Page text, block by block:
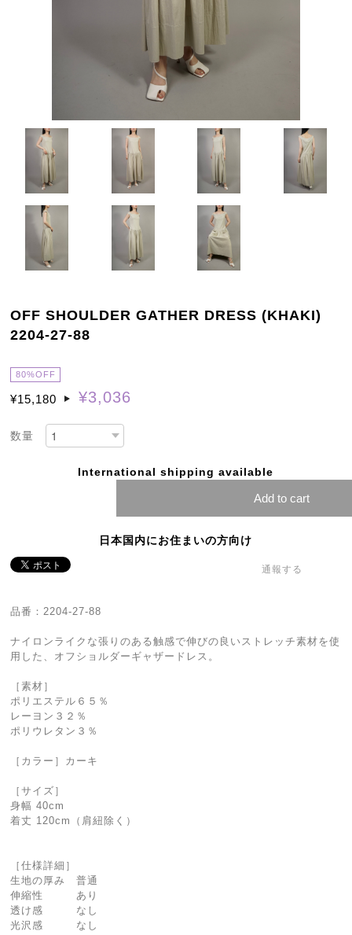
OFF SHOULDER GATHER DRESS (KHAKI)
2204-27-88
80%OFF
¥15,180 ¥3,036
数量
International shipping available
Add to cart
日本国内にお住まいの方向け
通報する
品番：2204-27-88
ナイロンライクな張りのある触感で伸びの良いストレッチ素材を使
用した、オフショルダーギャザードレス。
［素材］
ポリエステル６５％
レーヨン３２％
ポリウレタン３％
［カラー］カーキ
［サイズ］
身幅 40cm
着丈 120cm（肩紐除く）
［仕様詳細］
生地の厚み 普通
伸縮性 あり
透け感 なし
光沢感 なし